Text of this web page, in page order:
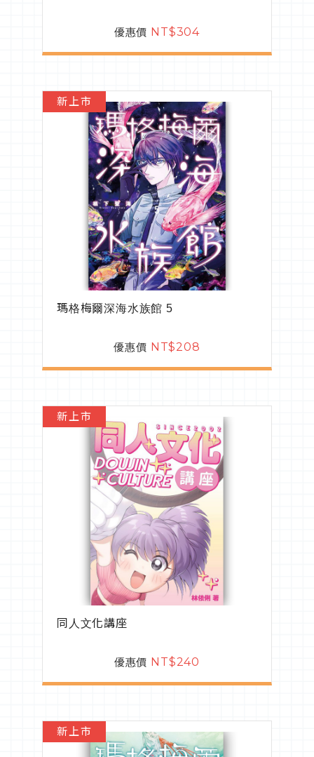
優惠價 NT$304
瑪格梅爾深海水族館 5
優惠價 NT$208
新上市
同人文化講座
優惠價 NT$240
新上市
新上市